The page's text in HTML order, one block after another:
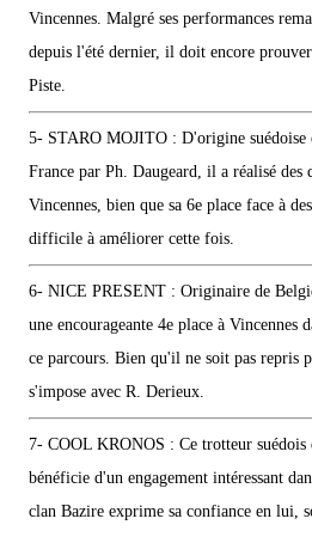
Vincennes. Malgré ses performances
depuis l'été dernier, il doit encore
Piste.
5- STARO MOJITO : D'origine suédoise
France par Ph. Daugeard, il a réalisé des
Vincennes, bien que sa 6e place face à
difficile à améliorer cette fois.
6- NICE PRESENT : Originaire de
une encourageante 4e place à Vincennes
ce parcours. Bien qu'il ne soit pas repris
s'impose avec R. Derieux.
7- COOL KRONOS : Ce trotteur suédois
bénéficie d'un engagement intéressant
clan Bazire exprime sa confiance en lui,